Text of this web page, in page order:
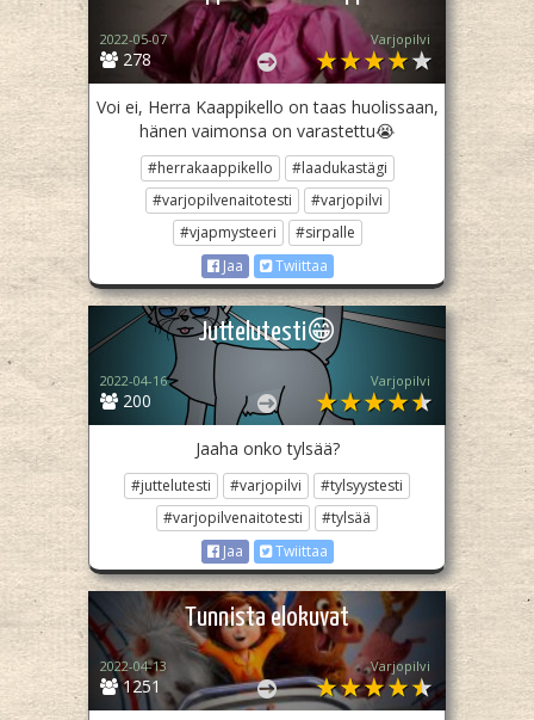
278
2022-05-07 Varjopilvi
Voi ei, Herra Kaappikello on taas huolissaan,
hänen vaimonsa on varastettu😭
#herrakaappikello
#laadukastägi
#varjopilvenaitotesti
#varjopilvi
#vjapmysteeri
#sirpalle
Jaa
Twiittaa
Juttelutesti😁
200
2022-04-16 Varjopilvi
Jaaha onko tylsää?
#juttelutesti #varjopilvi
#tylsyystesti
#varjopilvenaitotesti
#tylsää
Jaa
Twiittaa
Tunnista elokuvat
1251
2022-04-13 Varjopilvi